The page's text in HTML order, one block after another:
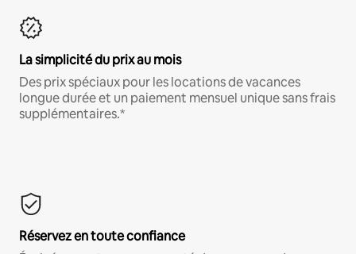
La simplicité du prix au mois
Des prix spéciaux pour les locations de vacances
longue durée et un paiement mensuel unique sans frais
supplémentaires.*
Réservez en toute confiance